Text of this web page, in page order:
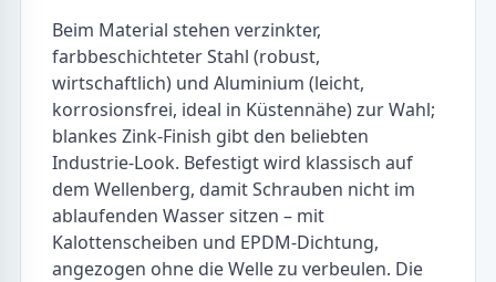
Beim Material stehen verzinkter,
farbbeschichteter Stahl (robust,
wirtschaftlich) und Aluminium (leicht,
korrosionsfrei, ideal in Küstennähe) zur Wahl;
blankes Zink-Finish gibt den beliebten
Industrie-Look. Befestigt wird klassisch auf
dem Wellenberg, damit Schrauben nicht im
ablaufenden Wasser sitzen – mit
Kalottenscheiben und EPDM-Dichtung,
angezogen ohne die Welle zu verbeulen. Die